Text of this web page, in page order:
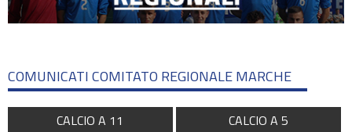
COMUNICATI COMITATO REGIONALE MARCHE
CALCIO A 11 CALCIO A 5